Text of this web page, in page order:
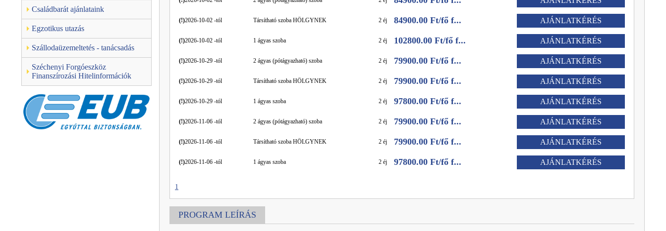
Családbarát ajánlataink
Egzotikus utazás
Szállodaüzemeltetés - tanácsadás
Széchenyi Forgóeszköz
Finanszírozási Hitelinformációk
(!)2026-10-02 -tól Társítható szoba HÖLGYNEK 2 éj 84900.00 Ft/fő f... AJÁNLATKÉRÉS
(!)2026-10-02 -tól 1 ágyas szoba 2 éj 102800.00 Ft/fő f... AJÁNLATKÉRÉS
(!)2026-10-29 -tól 2 ágyas (pótágyazható) szoba 2 éj 79900.00 Ft/fő f... AJÁNLATKÉRÉS
(!)2026-10-29 -tól Társítható szoba HÖLGYNEK 2 éj 79900.00 Ft/fő f... AJÁNLATKÉRÉS
(!)2026-10-29 -tól 1 ágyas szoba 2 éj 97800.00 Ft/fő f... AJÁNLATKÉRÉS
(!)2026-11-06 -tól 2 ágyas (pótágyazható) szoba 2 éj 79900.00 Ft/fő f... AJÁNLATKÉRÉS
(!)2026-11-06 -tól Társítható szoba HÖLGYNEK 2 éj 79900.00 Ft/fő f... AJÁNLATKÉRÉS
(!)2026-11-06 -tól 1 ágyas szoba 2 éj 97800.00 Ft/fő f... AJÁNLATKÉRÉS
1
PROGRAM LEÍRÁS